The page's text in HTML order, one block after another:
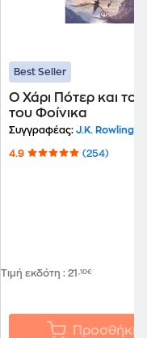
Best Seller
Ο Χάρι Πότερ και το
του Φοίνικα
Συγγραφέας: J.K. Rowling
4.9 (254)
Τιμή εκδότη : 21,10€
Προσθήκη